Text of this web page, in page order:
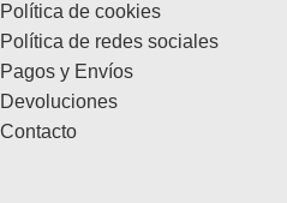
Política de cookies
Política de redes sociales
Pagos y Envíos
Devoluciones
Contacto